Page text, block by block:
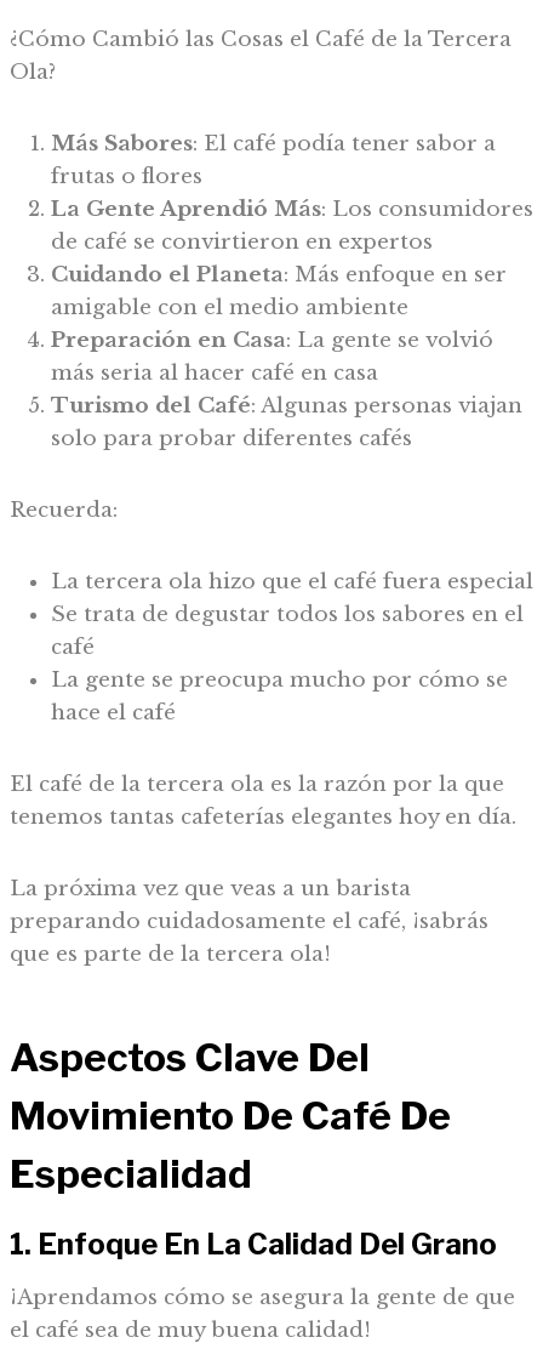
¿Cómo Cambió las Cosas el Café de la Tercera
Ola?
Más Sabores: El café podía tener sabor a
frutas o flores
La Gente Aprendió Más: Los consumidores
de café se convirtieron en expertos
Cuidando el Planeta: Más enfoque en ser
amigable con el medio ambiente
Preparación en Casa: La gente se volvió
más seria al hacer café en casa
Turismo del Café: Algunas personas viajan
solo para probar diferentes cafés
Recuerda:
La tercera ola hizo que el café fuera especial
Se trata de degustar todos los sabores en el
café
La gente se preocupa mucho por cómo se
hace el café
El café de la tercera ola es la razón por la que
tenemos tantas cafeterías elegantes hoy en día.
La próxima vez que veas a un barista
preparando cuidadosamente el café, ¡sabrás
que es parte de la tercera ola!
Aspectos Clave Del
Movimiento De Café De
Especialidad
1. Enfoque En La Calidad Del Grano
¡Aprendamos cómo se asegura la gente de que
el café sea de muy buena calidad!